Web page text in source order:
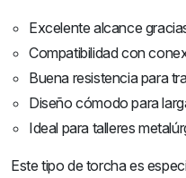
Excelente alcance
Compatibilidad con
Buena resistencia para
Diseño cómodo para
Ideal para talleres
Este tipo de torcha es